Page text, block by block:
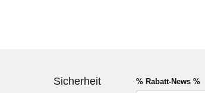
Sicherheit % Rabatt-News %